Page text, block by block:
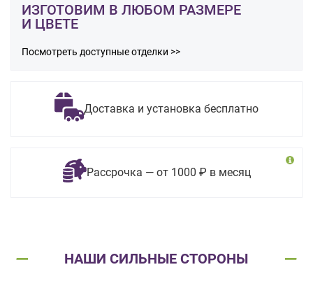
ИЗГОТОВИМ В ЛЮБОМ РАЗМЕРЕ
И ЦВЕТЕ
Посмотреть доступные отделки >>
Доставка и установка бесплатно
Рассрочка — от 1000 ₽ в месяц
НАШИ СИЛЬНЫЕ СТОРОНЫ